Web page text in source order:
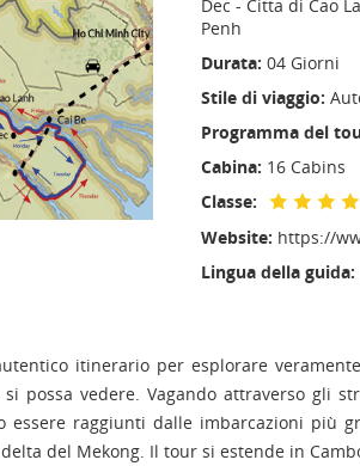
Dec - Citta di Cao
Penh
Durata: 04 Giorni
Stile di viaggio:
Programma del
Cabina: 16 Cabins
Classe:
Website: https://
Lingua della guida:
itinerario per esplorare
possa vedere. Vagando attraverso gli
essere raggiunti dalle imbarcazioni più
del Mekong. Il tour si estende in